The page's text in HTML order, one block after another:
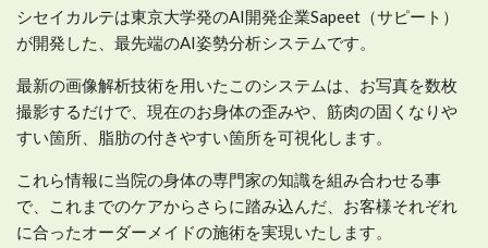
シセイカルテは東京大学発のAI開発企業Sapeet（サピート）
が開発した、最先端のAI姿勢分析システムです。
最新の画像解析技術を用いたこのシステムは、お写真を数枚
撮影するだけで、現在のお身体の歪みや、筋肉の固くなりや
すい箇所、脂肪の付きやすい箇所を可視化します。
これら情報に当院の身体の専門家の知識を組み合わせる事
で、これまでのケアからさらに踏み込んだ、お客様それぞれ
に合ったオーダーメイドの施術を実現いたします。